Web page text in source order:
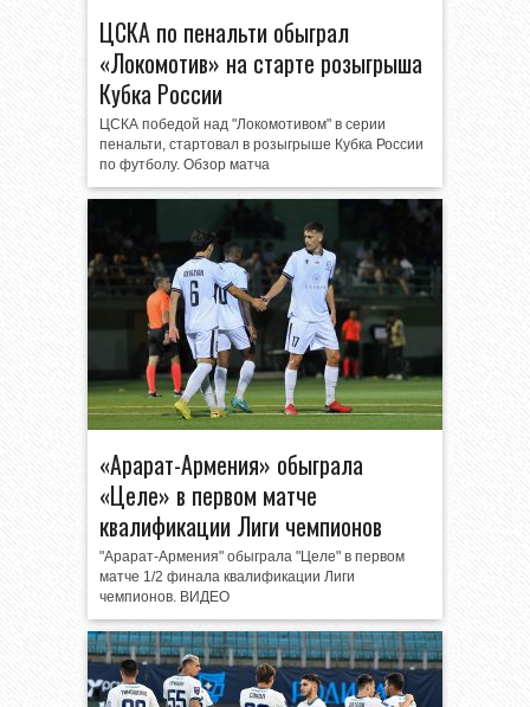
ЦСКА по пенальти обыграл
«Локомотив» на старте розыгрыша
Кубка России
ЦСКА победой над "Локомотивом" в серии
пенальти, стартовал в розыгрыше Кубка России
по футболу. Обзор матча
«Арарат-Армения» обыграла
«Целе» в первом матче
квалификации Лиги чемпионов
"Арарат-Армения" обыграла "Целе" в первом
матче 1/2 финала квалификации Лиги
чемпионов. ВИДЕО